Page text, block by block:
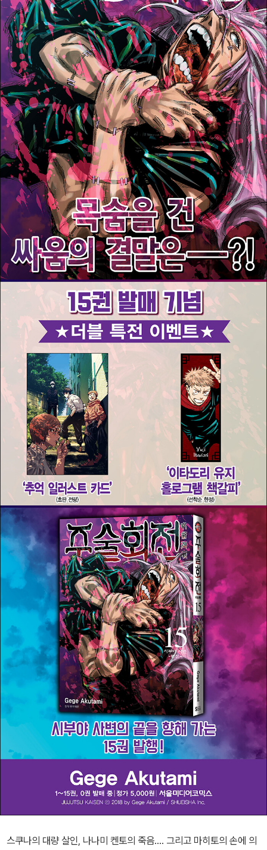
스쿠나의 대량 살인, 나나미 켄토의 죽음…. 그리고 마히토의 손에 의